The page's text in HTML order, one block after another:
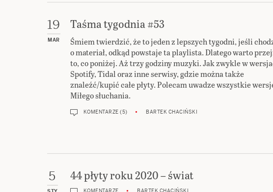
19
MAR
Taśma tygodnia #53
Śmiem twierdzić, że to jeden z lepszych tygodni, jeśli
o materiał, odkąd powstaje ta playlista. Dlatego warto
to, co poniżej. Aż trzy godziny muzyki. Jak zwykle w
Spotify, Tidal oraz inne serwisy, gdzie można także
znaleźć/kupić całe płyty. Polecam uwadze wszystkie
Miłego słuchania.
KOMENTARZE (5) BARTEK CHACIŃSKI
5 44 płyty roku 2020 – świat